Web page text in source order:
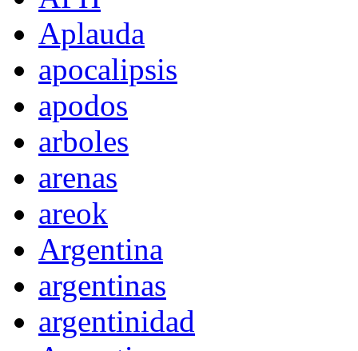
Aplauda
apocalipsis
apodos
arboles
arenas
areok
Argentina
argentinas
argentinidad